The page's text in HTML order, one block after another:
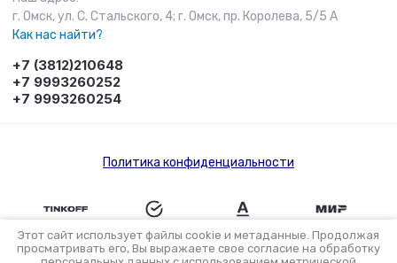
г. Омск, ул. С. Стальского, 4; г. Омск, пр. Королева, 5/5 А
Как нас найти?
+7 (3812)210648
+7 9993260252
+7 9993260254
Политика конфиденциальности
Этот сайт использует файлы cookie и метаданные. Продолжая
просматривать его, Вы выражаете свое согласие на обработку